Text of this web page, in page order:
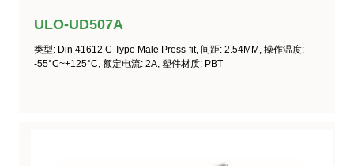
ULO-UD507A
类型: Din 41612 C Type Male Press-fit, 间距: 2.54MM, 操作温度:
-55°C~+125°C 额定电流: 2A, 塑件材质: PBT